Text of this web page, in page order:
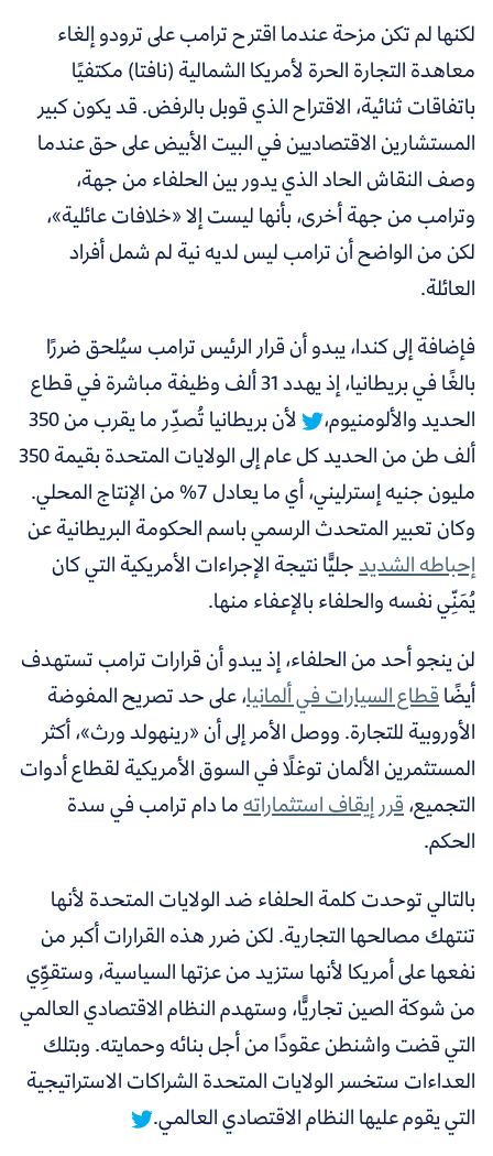
لكنها لم تكن مزحة عندما اقترح ترامب على ترودو إلغاء
معاهدة التجارة الحرة لأمريكا الشمالية (نافتا) مكتفيًا
باتفاقات ثنائية، الاقتراح الذي قوبل بالرفض. قد يكون كبير
المستشارين الاقتصاديين في البيت الأبيض على حق عندما
وصف النقاش الحاد الذي يدور بين الحلفاء من جهة،
وترامب من جهة أخرى، بأنها ليست إلا «خلافات عائلية»،
لكن من الواضح أن ترامب ليس لديه نية لم شمل أفراد
العائلة.
فإضافة إلى كندا، يبدو أنقرار الرئيس ترامب سيُلحق ضررًا
بالغًا في بريطانيا، إذ يهدد 31 ألف وظيفة مباشرة في قطاع
الحديد والألومنيوم،
لأن بريطانيا تُصدِّر ما يقرب من 350
ألف طن من الحديد كل عام إلى الولايات المتحدة بقيمة 350
مليون جنيه إسترليني، أي ما يعادل 7% من الإنتاج المحلي.
وكان تعبيرالمتحدث الرسمي باسم الحكومة البريطانيةعن
إحباطه الشديدجليًّا نتيجة الإجراءات الأمريكية التي كان
يُمَنِّي نفسه والحلفاء بالإعفاء منها.
لن ينجو أحد من الحلفاء، إذ يبدو أن قرارات ترامب تستهدف
أيضًاقطاع السيارات في ألمانيا، على حد تصريح المفوضة
الأوروبية للتجارة. ووصل الأمر إلى أن «رينهولد ورث‬‎»، أكثر
المستثمرين الألمان توغلًا في السوق الأمريكية لقطاع أدوات
التجميع،قرر إيقاف استثماراتهما دام ترامب في سدة
الحكم.
بالتالي توحدت كلمة الحلفاء ضد الولايات المتحدة لأنها
تنتهك مصالحها التجارية. لكن ضرر هذه القرارات أكبر من
نفعها على أمريكا لأنها ستزيد من عزتها السياسية، وستقوِّي
من شوكة الصين تجاريًّا، وستهدم النظام الاقتصادي العالمي
التي قضت واشنطن عقودًا من أجل بنائه وحمايته.وبتلك
العداءات ستخسر الولايات المتحدة الشراكات الاستراتيجية
التي يقوم عليها النظام الاقتصادي العالمي.